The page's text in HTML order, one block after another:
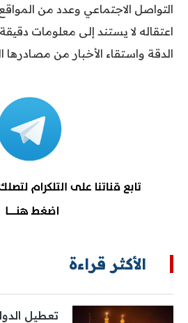
التواصل الاجتماعي وعدد من
اعتقاله لا يستند إلى معلومات
الدقة واستقاء الأخبار من مصادرها
الأكثر قراءة
تعطيل